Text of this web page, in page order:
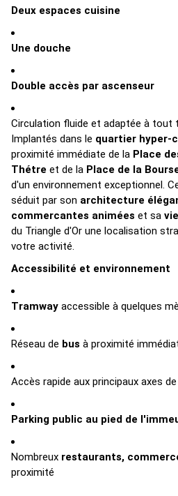
Deux espaces cuisine
Une douche
Double accès par ascenseur
Circulation fluide et adaptée à tout
Implantés dans le quartier hyper-
proximité immédiate de la Place
Thétre et de la Place de la
d'un environnement exceptionnel.
séduit par son architecture
commercantes animées et sa
du Triangle d'Or une localisation
votre activité.
Accessibilité et environnement
Tramway accessible à quelques
Réseau de bus à proximité
Accès rapide aux principaux axes
Parking public au pied de
Nombreux restaurants,
proximité